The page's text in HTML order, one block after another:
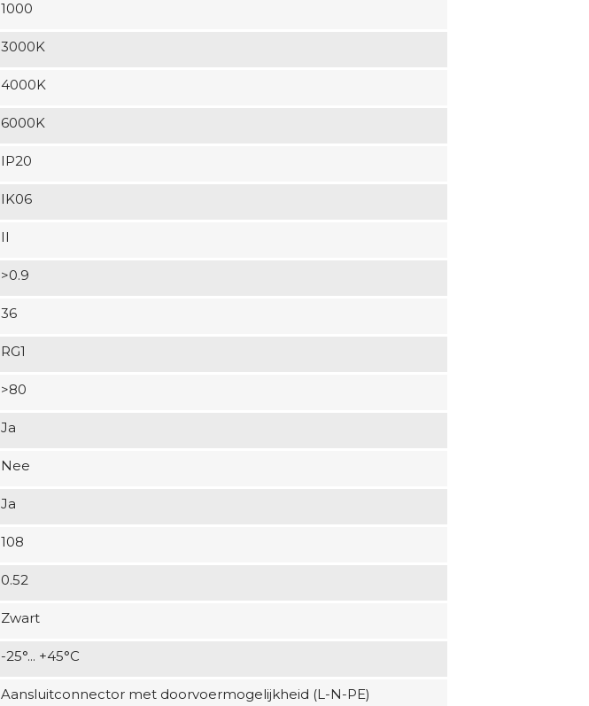
1000
3000K
4000K
6000K
IP20
IK06
II
>0.9
36
RG1
>80
Ja
Nee
Ja
108
0.52
Zwart
-25°... +45°C
Aansluitconnector met doorvoermogelijkheid (L-N-PE)